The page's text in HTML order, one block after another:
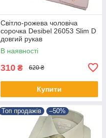
Світло-рожева чоловіча
сорочка Desibel 26053 Slim D
довгий рукав
В наявності
310 ₴ 620 ₴
Купити
Топ продажів –50%